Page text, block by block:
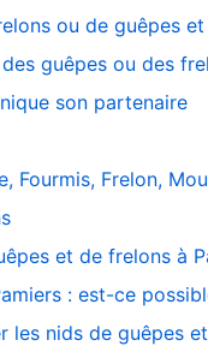
ou de guêpes
guêpes ou des
son partenaire
Fourmis, Frelon,
et de frelons à
: est-ce
les nids de guêpes